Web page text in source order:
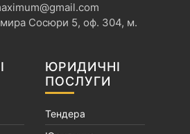
Сосюри 5, оф. 304, м.
ЮРИДИЧНІ
ПОСЛУГИ
Тендера